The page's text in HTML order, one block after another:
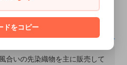
商品は リクエスト
合いの先染織物を主に販売して
ドをコピー